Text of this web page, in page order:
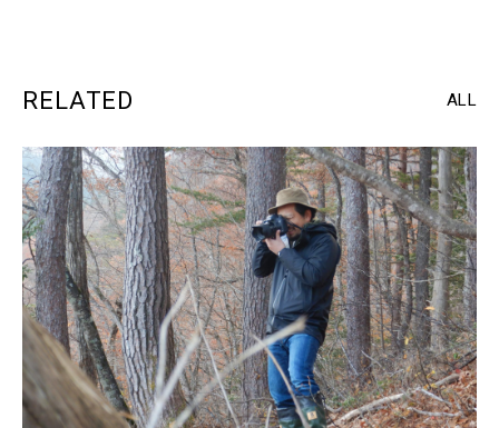
RELATED ALL